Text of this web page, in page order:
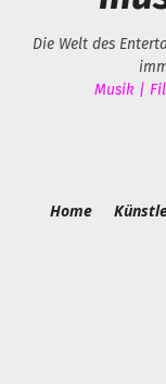
Die Welt des
Musik |
Home